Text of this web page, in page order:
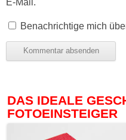
E-Mail.
Benachrichtige mich
DAS IDEALE
FOTOEINSTEIGER